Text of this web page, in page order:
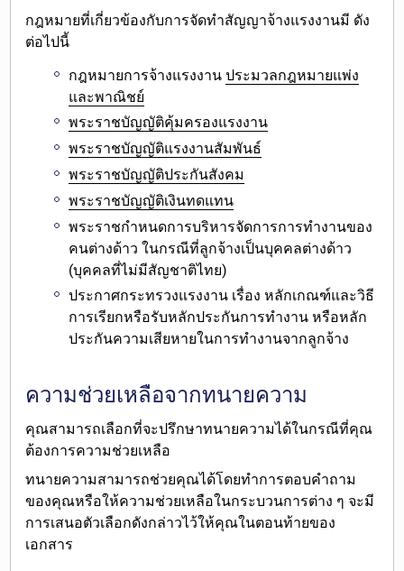
กฎหมายที่เกี่ยวข้องกับการจัดทำสัญญาจ้างแรงงานมี ดัง
ต่อไปนี้
กฎหมายการจ้างแรงงานประมวลกฎหมายแพ่ง
และพาณิชย์
พระราชบัญญัติคุ้มครองแรงงาน
พระราชบัญญัติแรงงานสัมพันธ์
พระราชบัญญัติประกันสังคม
พระราชบัญญัติเงินทดแทน
พระราชกำหนดการบริหารจัดการการทำงานของ
คนต่างด้าว ในกรณีที่ลูกจ้างเป็นบุคคลต่างด้าว
(บุคคลที่ไม่มีสัญชาติไทย)
ประกาศกระทรวงแรงงาน เรื่อง หลักเกณฑ์และวิธี
การเรียกหรือรับหลักประกันการทำงาน หรือหลัก
ประกันความเสียหายในการทำงานจากลูกจ้าง
ความช่วยเหลือจากทนายความ
คุณสามารถเลือกที่จะปรึกษาทนายความได้ในกรณีที่คุณ
ต้องการความช่วยเหลือ
ทนายความสามารถช่วยคุณได้โดยทำการตอบคำถาม
ของคุณหรือให้ความช่วยเหลือในกระบวนการต่าง ๆ จะมี
การเสนอตัวเลือกดังกล่าวไว้ให้คุณในตอนท้ายของ
เอกสาร